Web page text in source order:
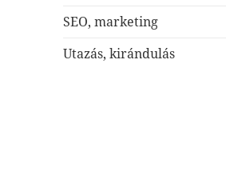
SEO, marketing
Utazás, kirándulás